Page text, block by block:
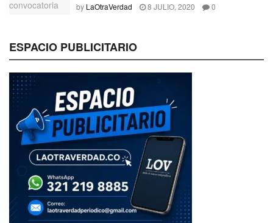
by LaOtraVerdad 8 JULIO, 2020 0
ESPACIO PUBLICITARIO